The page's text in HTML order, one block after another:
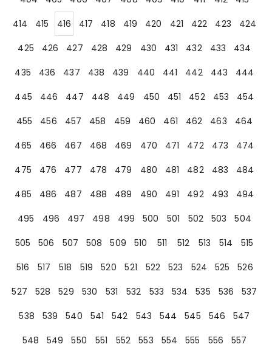
414
415 416 417 418 419 420 421 422 423
424
425
426 427 428 429 430 431 432 433
434
435
436 437 438 439 440 441 442 443
444
445
446 447 448 449 450 451 452 453
454
455
456 457 458 459 460 461 462 463
464
465
466 467 468 469 470 471 472 473
474
475
476 477 478 479 480 481 482 483
484
485
486 487 488 489 490 491 492 493
494
495
496 497 498 499 500 501 502 503
504
505
506 507 508 509 510 511 512 513 514
515
516
517 518 519 520 521 522 523 524 525
526
527
528 529 530 531 532 533 534 535 536
537
538
539 540 541 542 543 544 545 546
547
548
549 550 551 552 553 554 555 556
557